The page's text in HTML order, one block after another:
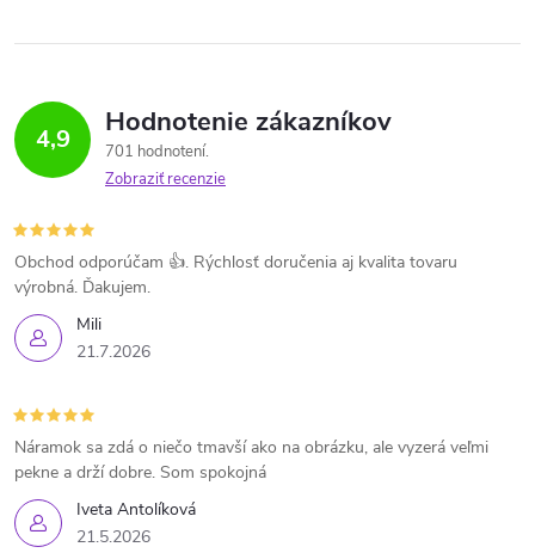
4,9 Hodnotenie zákazníkov
701 hodnotení
Zobraziť recenzie
Mili
21.7.2026
Obchod odporúčam 👍. Rýchlosť doručenia aj kvalita tovaru
výrobná. Ďakujem.
Iveta Antolíková
21.5.2026
Náramok sa zdá o niečo tmavší ako na obrázku, ale vyzerá veľmi
pekne a drží dobre. Som spokojná